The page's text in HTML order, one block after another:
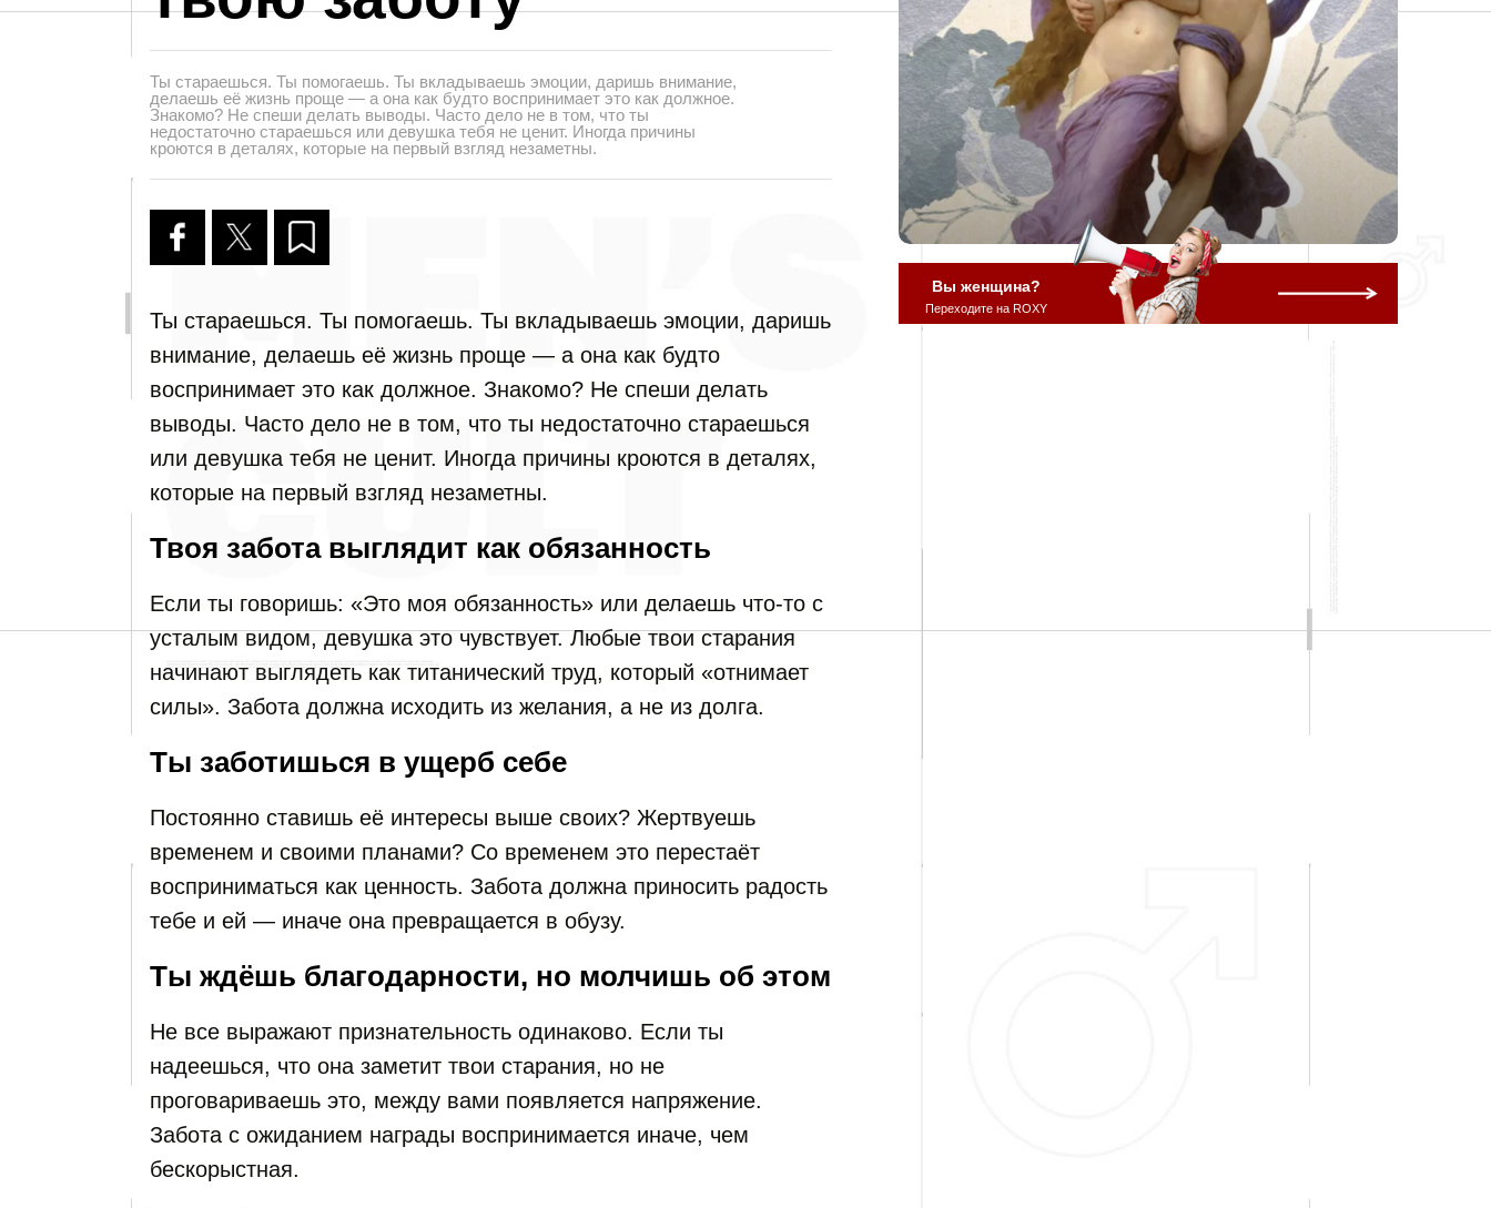
Ты стараешься. Ты помогаешь. Ты вкладываешь эмоции, даришь внимание,
делаешь её жизнь проще — а она как будто воспринимает это как должное.
Знакомо? Не спеши делать выводы. Часто дело не в том, что ты
недостаточно стараешься или девушка тебя не ценит. Иногда причины
кроются в деталях, которые на первый взгляд незаметны.
Ты стараешься. Ты помогаешь. Ты вкладываешь эмоции, даришь
внимание, делаешь её жизнь проще — а она как будто
воспринимает это как должное. Знакомо? Не спеши делать
выводы. Часто дело не в том, что ты недостаточно стараешься
или девушка тебя не ценит. Иногда причины кроются в деталях,
которые на первый взгляд незаметны.
Твоя забота выглядит как обязанность
Если ты говоришь: «Это моя обязанность» или делаешь что-то с
усталым видом, девушка это чувствует. Любые твои старания
начинают выглядеть как титанический труд, который «отнимает
силы». Забота должна исходить из желания, а не из долга.
Ты заботишься в ущерб себе
Постоянно ставишь её интересы выше своих? Жертвуешь
временем и своими планами? Со временем это перестаёт
восприниматься как ценность. Забота должна приносить радость
тебе и ей — иначе она превращается в обузу.
Ты ждёшь благодарности, но молчишь об этом
Не все выражают признательность одинаково. Если ты
надеешься, что она заметит твои старания, но не
проговариваешь это, между вами появляется напряжение.
Забота с ожиданием награды воспринимается иначе, чем
бескорыстная.
Вы женщина?
Переходите на ROXY